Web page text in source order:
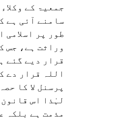
جمعیۃ کے
سامنے آئی ہے
طور پر
وراثت ہے، جس
قرار دیے گئے
اللہ قرار دے
پرسنل لا کا
لہٰذا اس
مذمت ہے بلکہ